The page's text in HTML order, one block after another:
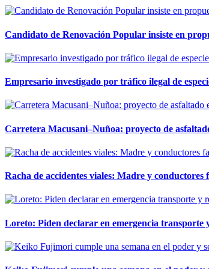
Candidato de Renovación Popular insiste en
Empresario investigado por tráfico ilegal de
Carretera Macusani–Nuñoa: proyecto de
Racha de accidentes viales: Madre y conductores
Loreto: Piden declarar en emergencia